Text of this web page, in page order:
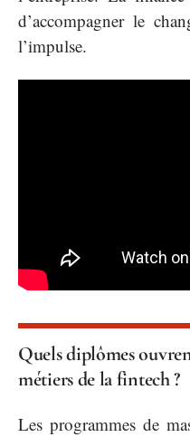
d’accompagner le
l’impulse.
Quels diplômes
métiers de la fintech ?
Les programmes de